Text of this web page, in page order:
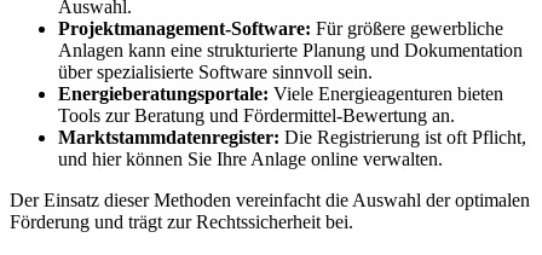
Auswahl.
Projektmanagement-Software: Für größere gewerbliche
Anlagen kann eine strukturierte Planung und Dokumentation
über spezialisierte Software sinnvoll sein.
Energieberatungsportale: Viele Energieagenturen bieten
Tools zur Beratung und Fördermittel-Bewertung an.
Marktstammdatenregister: Die Registrierung ist oft Pflicht,
und hier können Sie Ihre Anlage online verwalten.
Der Einsatz dieser Methoden vereinfacht die Auswahl der optimalen
Förderung und trägt zur Rechtssicherheit bei.